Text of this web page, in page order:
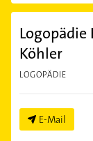
Köhler
LOGOPÄDIE
E-Mail